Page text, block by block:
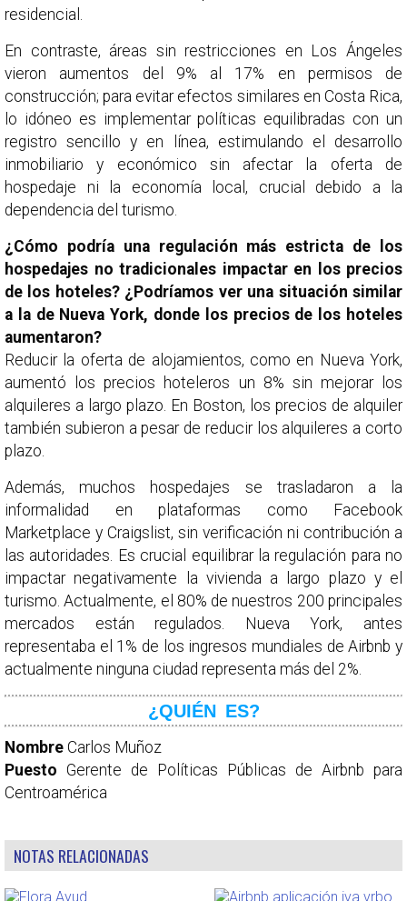
residencial.
En contraste, áreas sin restricciones en Los Ángeles
vieron aumentos del 9% al 17% en permisos de
construcción; para evitar efectos similares en Costa Rica,
lo idóneo es implementar políticas equilibradas con un
registro sencillo y en línea, estimulando el desarrollo
inmobiliario y económico sin afectar la oferta de
hospedaje ni la economía local, crucial debido a la
dependencia del turismo.
¿Cómo podría una regulación más estricta de los
hospedajes no tradicionales impactar en los precios
de los hoteles? ¿Podríamos ver una situación similar
a la de Nueva York, donde los precios de los hoteles
aumentaron?
Reducir la oferta de alojamientos, como en Nueva York,
aumentó los precios hoteleros un 8% sin mejorar los
alquileres a largo plazo. En Boston, los precios de alquiler
también subieron a pesar de reducir los alquileres a corto
plazo.
Además, muchos hospedajes se trasladaron a la
informalidad en plataformas como Facebook
Marketplace y Craigslist, sin verificación ni contribución a
las autoridades. Es crucial equilibrar la regulación para no
impactar negativamente la vivienda a largo plazo y el
turismo. Actualmente, el 80% de nuestros 200 principales
mercados están regulados. Nueva York, antes
representaba el 1% de los ingresos mundiales de Airbnb y
actualmente ninguna ciudad representa más del 2%.
¿QUIÉN ES?
Nombre Carlos Muñoz
Puesto Gerente de Políticas Públicas de Airbnb para
Centroamérica
NOTAS RELACIONADAS